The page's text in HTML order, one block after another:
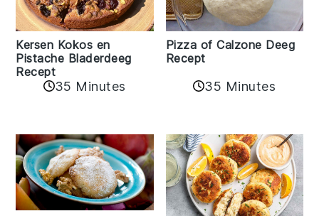
Kersen Kokos en
Pistache Bladerdeeg
Recept
35 Minutes
Pizza of Calzone Deeg
Recept
35 Minutes